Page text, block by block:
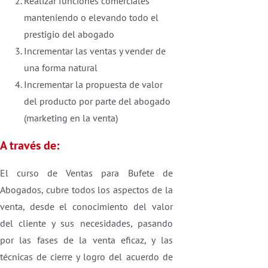
manteniendo o elevando todo el
prestigio del abogado
Incrementar las ventas y vender de
una forma natural
Incrementar la propuesta de valor
del producto por parte del abogado
(marketing en la venta)
A través de:
El curso de Ventas para Bufete de
Abogados, cubre todos los aspectos de la
venta, desde el conocimiento del valor
del cliente y sus necesidades, pasando
por las fases de la venta eficaz, y las
técnicas de cierre y logro del acuerdo de